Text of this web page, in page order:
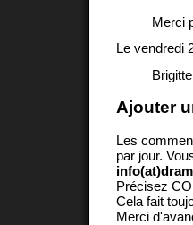
Merci
Le vendredi
Ajouter
Les
par jour.
Précisez
Cela fait
Merci